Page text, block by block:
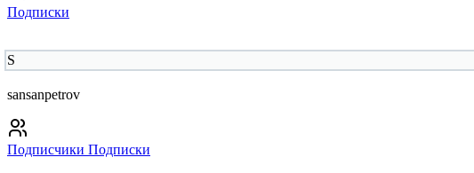
Подписки
S
sansanpetrov
Подписчики Подписки